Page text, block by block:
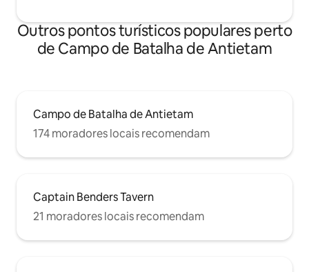
Outros pontos turísticos populares perto
de Campo de Batalha de Antietam
Campo de Batalha de Antietam
174 moradores locais recomendam
Captain Benders Tavern
21 moradores locais recomendam